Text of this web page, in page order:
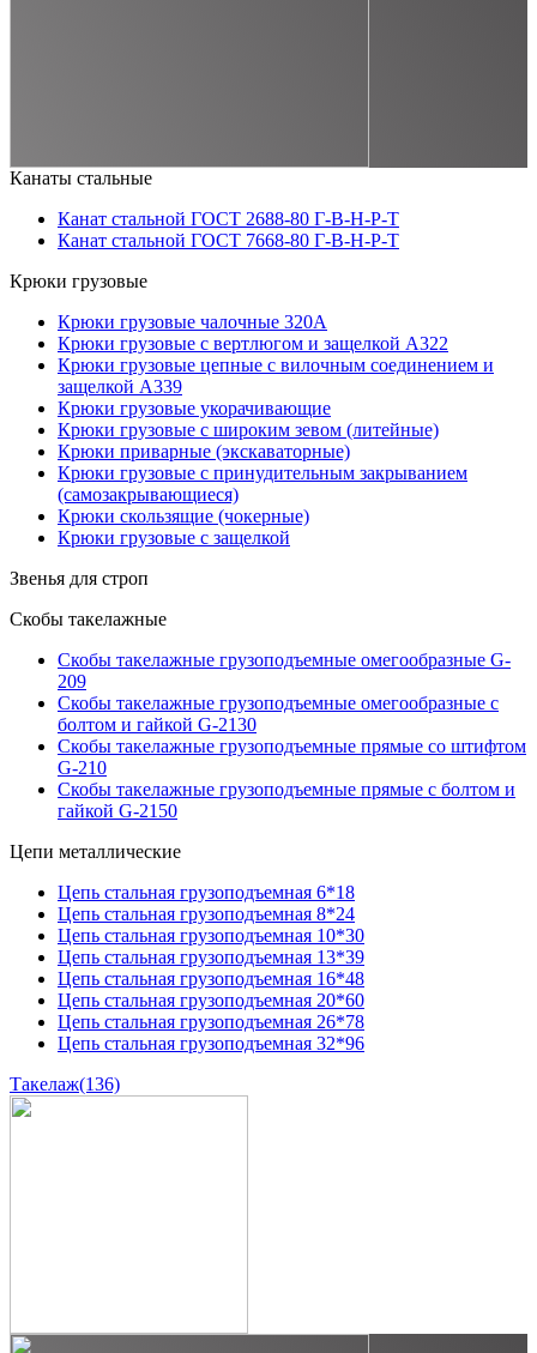
Канаты стальные
Канат стальной ГОСТ 2688-80 Г-В-Н-Р-Т
Канат стальной ГОСТ 7668-80 Г-В-Н-Р-Т
Крюки грузовые
Крюки грузовые чалочные 320А
Крюки грузовые с вертлюгом и защелкой А322
Крюки грузовые цепные с вилочным соединением и
защелкой А339
Крюки грузовые укорачивающие
Крюки грузовые с широким зевом (литейные)
Крюки приварные (экскаваторные)
Крюки грузовые с принудительным закрыванием
(самозакрывающиеся)
Крюки скользящие (чокерные)
Крюки грузовые с защелкой
Звенья для строп
Скобы такелажные
Скобы такелажные грузоподъемные омегообразные G-
209
Скобы такелажные грузоподъемные омегообразные с
болтом и гайкой G-2130
Скобы такелажные грузоподъемные прямые со штифтом
G-210
Скобы такелажные грузоподъемные прямые с болтом и
гайкой G-2150
Цепи металлические
Цепь стальная грузоподъемная 6*18
Цепь стальная грузоподъемная 8*24
Цепь стальная грузоподъемная 10*30
Цепь стальная грузоподъемная 13*39
Цепь стальная грузоподъемная 16*48
Цепь стальная грузоподъемная 20*60
Цепь стальная грузоподъемная 26*78
Цепь стальная грузоподъемная 32*96
Такелаж(136)